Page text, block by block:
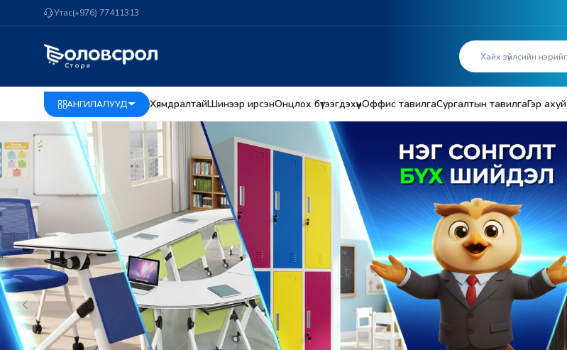
Утас(+976) 77411313
АНГИЛАЛУУД ХямдралтайШинээр ирсэнОнцлох бүтээгдэхүүнОффис тавилгаСургалтын тавилгаГэр ахуй